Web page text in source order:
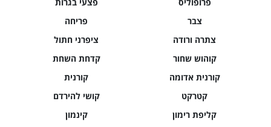
פריחה
צבר
ציפרני חתול
צתרה ורודה
קדחת השחת
קוהוש שחור
קורנית
קורנית אדומה
קושי להירדם
קטרקט
קינמון
קליפת רימון